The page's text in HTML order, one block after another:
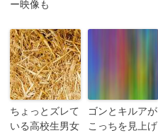
ー映像も
ちょっとズレて
いる高校生男女
ゴンとキルアが
こっちを見上げ